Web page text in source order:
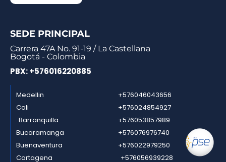
SEDE PRINCIPAL
Carrera 47A No. 91-19 / La Castellana
Bogotá - Colombia
PBX: +576016220885
Medellin
Cali
Barranquilla
Bucaramanga
Buenaventura
Cartagena
+576046043656
+576024854927
+576053857989
+576076976740
+576022979250
+576056939228